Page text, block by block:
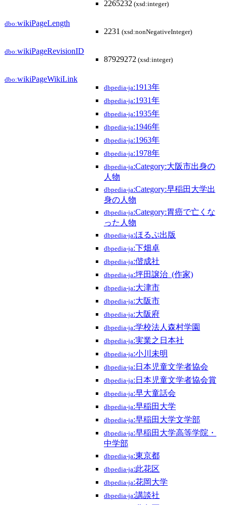
2265232 (xsd:integer)
dbo:wikiPageLength
2231 (xsd:nonNegativeInteger)
dbo:wikiPageRevisionID
87929272 (xsd:integer)
dbo:wikiPageWikiLink
dbpedia-ja:1913年
dbpedia-ja:1931年
dbpedia-ja:1935年
dbpedia-ja:1946年
dbpedia-ja:1963年
dbpedia-ja:1978年
dbpedia-ja:Category:大阪市出身の
人物
dbpedia-ja:Category:早稲田大学出
身の人物
dbpedia-ja:Category:胃癌で亡くな
った人物
dbpedia-ja:ほるぷ出版
dbpedia-ja:下畑卓
dbpedia-ja:偕成社
dbpedia-ja:坪田譲治_(作家)
dbpedia-ja:大津市
dbpedia-ja:大阪市
dbpedia-ja:大阪府
dbpedia-ja:学校法人森村学園
dbpedia-ja:実業之日本社
dbpedia-ja:小川未明
dbpedia-ja:日本児童文学者協会
dbpedia-ja:日本児童文学者協会賞
dbpedia-ja:早大童話会
dbpedia-ja:早稲田大学
dbpedia-ja:早稲田大学文学部
dbpedia-ja:早稲田大学高等学院・
中学部
dbpedia-ja:東京都
dbpedia-ja:此花区
dbpedia-ja:花岡大学
dbpedia-ja:講談社